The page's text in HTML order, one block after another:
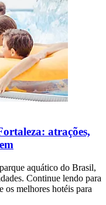
atrações,
aquático do Brasil,
Continue lendo para
os melhores hotéis para